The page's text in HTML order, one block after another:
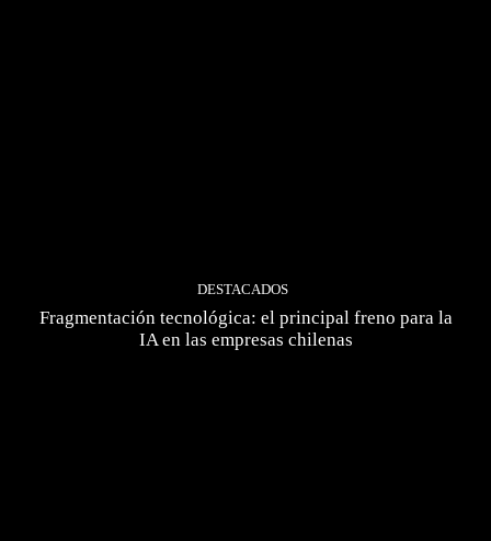
DESTACADOS
Fragmentación tecnológica: el principal freno para la
IA en las empresas chilenas